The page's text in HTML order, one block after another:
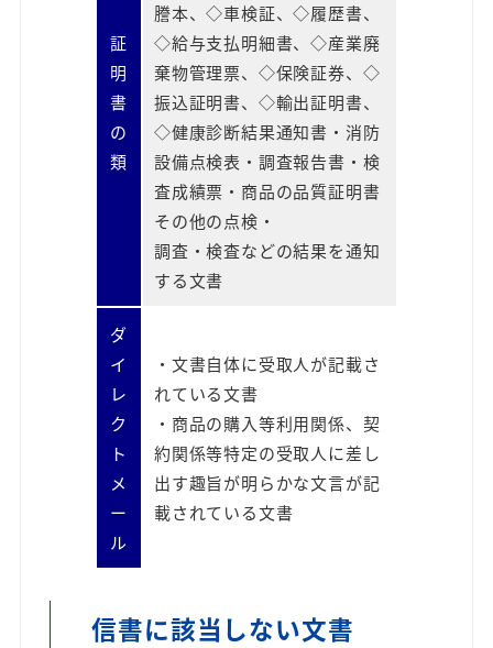
証
明
書
の
類
謄本、◇車検証、◇履歴書、
◇給与支払明細書、◇産業廃
棄物管理票、◇保険証券、◇
振込証明書、◇輸出証明書、
◇健康診断結果通知書・消防
設備点検表・調査報告書・検
査成績票・商品の品質証明書
その他の点検・
調査・検査などの結果を通知
する文書
ダ
イ
レ
ク
ト
メ
ー
ル
・文書自体に受取人が記載さ
れている文書
・商品の購入等利用関係、契
約関係等特定の受取人に差し
出す趣旨が明らかな文言が記
載されている文書
信書に該当しない文書